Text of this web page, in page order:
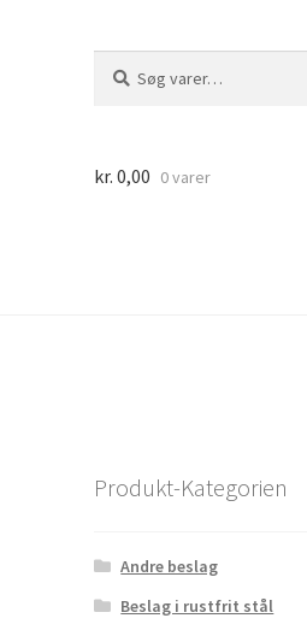
efter:
kr. 0,00 0 varer
Produkt-Kategorien
Andre beslag
Beslag i rustfrit stål